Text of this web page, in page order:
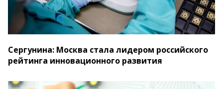
Сергунина: Москва стала лидером российского
рейтинга инновационного развития